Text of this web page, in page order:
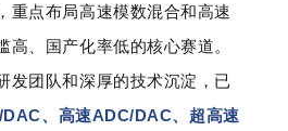
重点布局高速模数混合和高速
高、国产化率低的核心赛道。
发团队和深厚的技术沉淀，已
、高速ADC/DAC、超高速